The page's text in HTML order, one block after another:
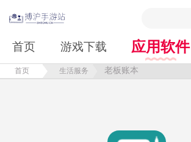
首页 游戏下载 应用软件
首页 生活服务 老板账本